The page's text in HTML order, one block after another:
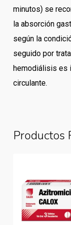
minutos) se
la absorción
según la
seguido por
hemodiálisis es
circulante.
Productos